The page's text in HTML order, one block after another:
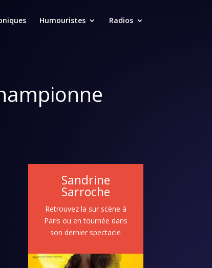
Humouristes Radios
Sandrine
Sarroche
Retrouvez la sur scène à
Paris ou en tournée dans
son dernier spectacle